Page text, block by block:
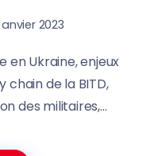
2023
en Ukraine, enjeux
de la BITD,
des militaires,...